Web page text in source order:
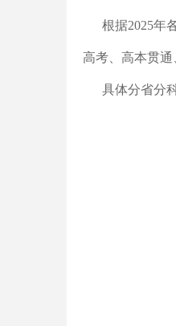
根据2025年各
高考、高本贯通
具体分省分科